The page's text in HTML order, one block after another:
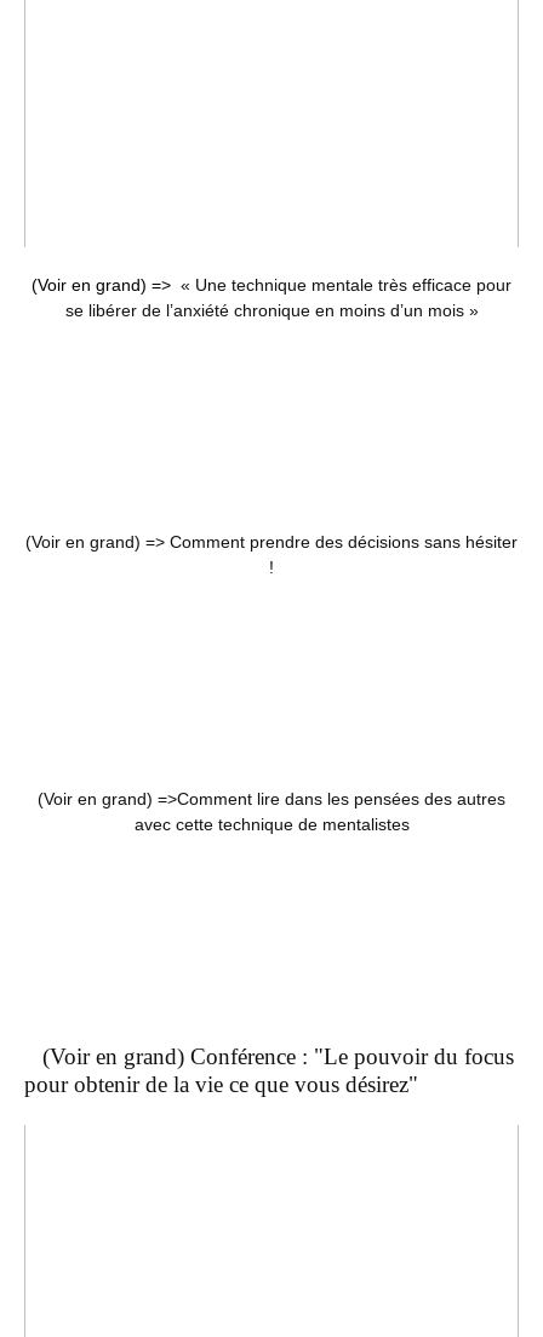
(Voir en grand) => « Une technique mentale très efficace pour
se libérer de l’anxiété chronique en moins d’un mois »
(Voir en grand) => Comment prendre des décisions sans hésiter
!
(Voir en grand) =>Comment lire dans les pensées des autres
avec cette technique de mentalistes
(Voir en grand) Conférence : "Le pouvoir du focus
pour obtenir de la vie ce que vous désirez"